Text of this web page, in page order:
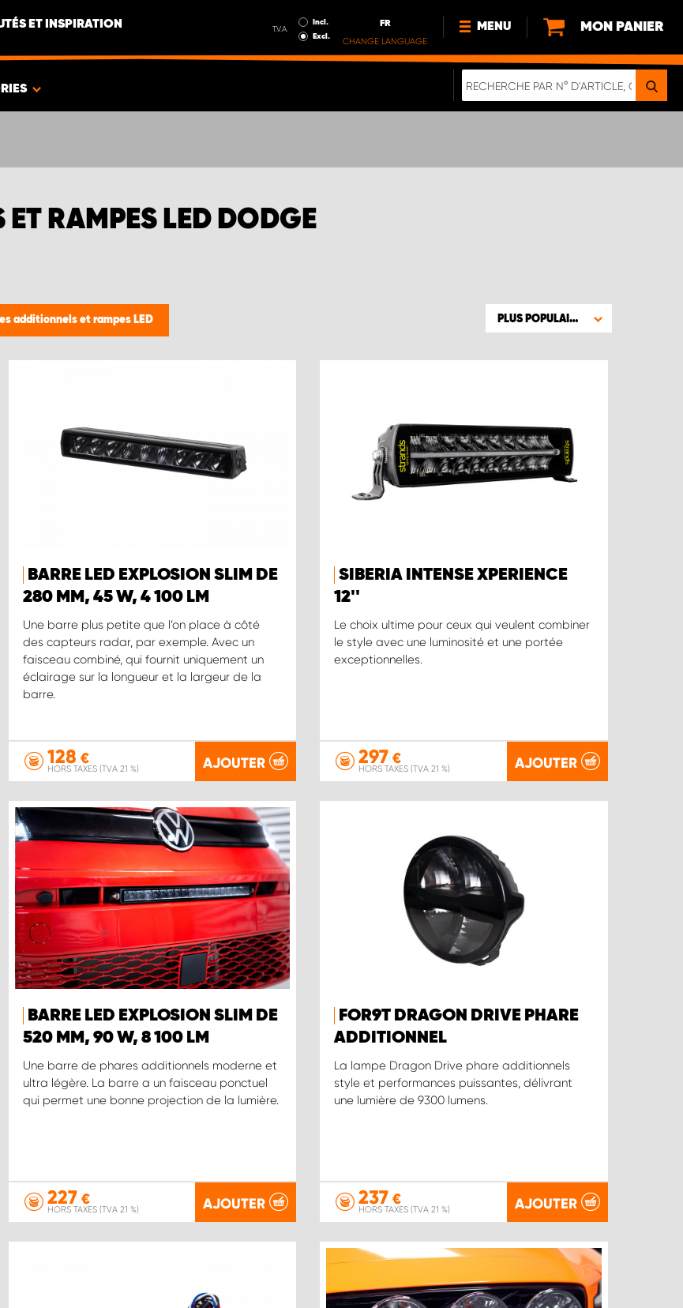
ET INSPIRATION T.V.A.
Incl.
Excl.
FR
CHANGE LANGUAGE
MENU
NOUVEAUTÉS
MON PANIER
RAMPES LED DODGE
additionnels et rampes LED PLUS POPULAIRE
BARRE LED EXPLOSION SLIM DE
280 MM, 45 W, 4 100 LM
Une barre plus petite que l’on place à côté
des capteurs radar, par exemple. Avec un
faisceau combiné, qui fournit uniquement un
éclairage sur la longueur et la largeur de la
barre.
128 €
HORS TAXES (TVA 21 %) AJOUTER
SIBERIA INTENSE XPERIENCE
12''
Le choix ultime pour ceux qui veulent combiner
le style avec une luminosité et une portée
exceptionnelles.
297 €
HORS TAXES (TVA 21 %) AJOUTER
BARRE LED EXPLOSION SLIM DE
520 MM, 90 W, 8 100 LM
Une barre de phares additionnels moderne et
ultra légère. La barre a un faisceau ponctuel
qui permet une bonne projection de la lumière.
227€
HORS TAXES (TVA 21 %) AJOUTER
FOR9T DRAGON DRIVE PHARE
ADDITIONNEL
La lampe Dragon Drive phare additionnels
style et performances puissantes, délivrant
une lumière de 9300 lumens.
237 €
HORS TAXES (TVA 21 %) AJOUTER